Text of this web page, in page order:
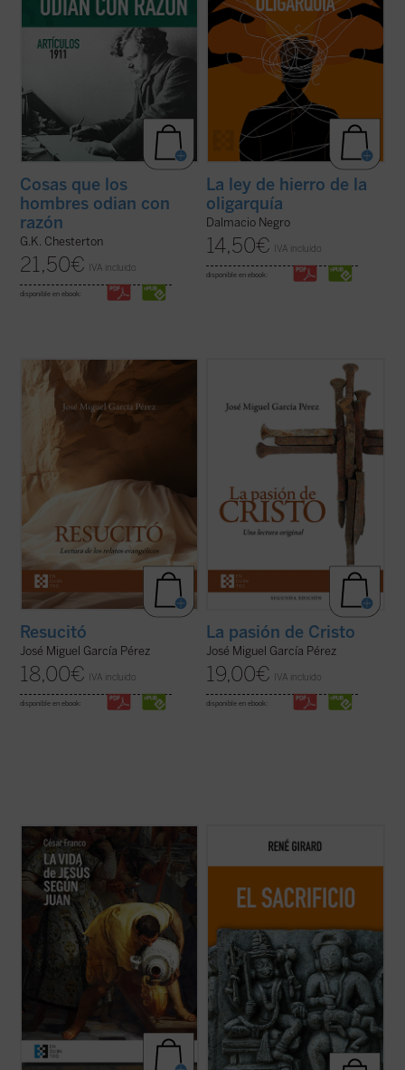
Cosas que los
hombres odian con
razón
G.K. Chesterton
21,50€ IVA incluido
disponible en ebook:
La ley de hierro de la
oligarquía
Dalmacio Negro
14,50€ IVA incluido
disponible en ebook:
José Miguel García centra la atención
sobre las dificultades o extrañezas
contenidas en los relatos evangélicos, que
son los testimonios más explícitos acerca
de lo que aconteció después de la muerte y
sepultura de Jesús de Nazaret. El ...
Resucitó
José Miguel García Pérez
18,00€ IVA incluido
disponible en ebook:
pasión de Cristo que aparecen en los
llamativas diferencias, incluso
contradicciones, entre algunos de los
pasajes narrados en ellos. El autor de este
libro ofrece, ...(ver ficha)
La pasión de Cristo
José Miguel García Pérez
19,00€ IVA incluido
disponible en ebook:
Este ensayo de Mons. César Franco ofrece
con estilo diáfano y apasionado una
introducción a la vida de Jesús narrada en
el evangelio de Juan, que permite al lector
acceder al texto sin complicaciones.
Dividido en dos partes, la primera ...
Esta nueva edición, publicada a modo de
conmemoración por el centenario del
girardiano, pues el sacrificio no es un tema
cualquiera de la antropología o de la ...